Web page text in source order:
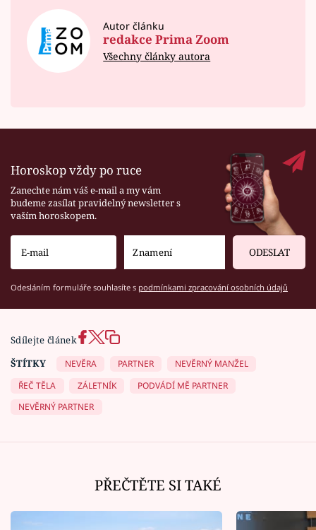
Autor článku
redakce Prima Zoom
Všechny články autora
Horoskop vždy po ruce
Zanechte nám váš e-mail a my vám
budeme zasílat pravidelný newsletter s
vaším horoskopem.
ODESLAT
Odesláním formuláře souhlasíte s podmínkami zpracování osobních údajů
Sdílejte článek
ŠTÍTKY
NEVĚRA PARTNER
NEVĚRNÝ MANŽEL
ŘEČ TĚLA
ZÁLETNÍK
PODVÁDÍ MĚ PARTNER
NEVĚRNÝ PARTNER
PŘEČTĚTE SI TAKÉ